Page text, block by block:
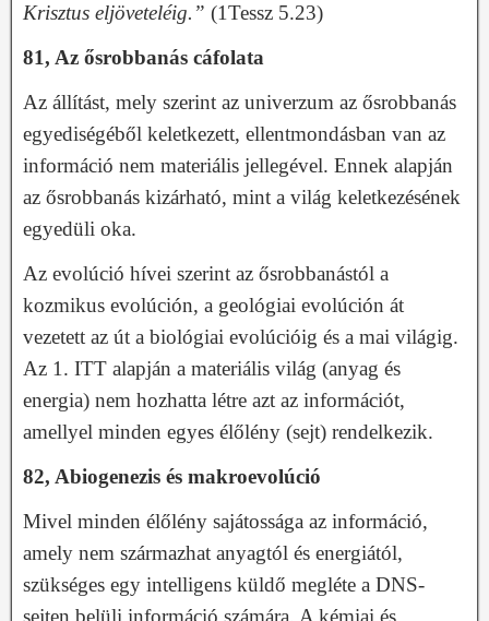
Krisztus eljöveteléig.” (1Tessz 5.23)
81, Az ősrobbanás cáfolata
Az állítást, mely szerint az univerzum az ősrobbanás
egyediségéből keletkezett, ellentmondásban van az
információ nem materiális jellegével. Ennek alapján
az ősrobbanás kizárható, mint a világ keletkezésének
egyedüli oka.
Az evolúció hívei szerint az ősrobbanástól a
kozmikus evolúción, a geológiai evolúción át
vezetett az út a biológiai evolúcióig és a mai világig.
Az 1. ITT alapján a materiális világ (anyag és
energia) nem hozhatta létre azt az információt,
amellyel minden egyes élőlény (sejt) rendelkezik.
82, Abiogenezis és makroevolúció
Mivel minden élőlény sajátossága az információ,
amely nem származhat anyagtól és energiától,
szükséges egy intelligens küldő megléte a DNS-
sejten belüli információ számára. A kémiai és